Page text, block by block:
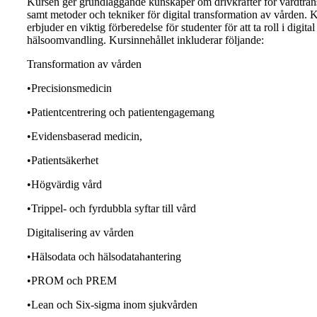
samt metoder och tekniker för digital transformation av vården.
erbjuder en viktig förberedelse för studenter för att ta roll i digital
hälsoomvandling. Kursinnehållet inkluderar följande:
Transformation av vården
•Precisionsmedicin
•Patientcentrering och patientengagemang
•Evidensbaserad medicin,
•Patientsäkerhet
•Högvärdig vård
•Trippel- och fyrdubbla syftar till vård
Digitalisering av vården
•Hälsodata och hälsodatahantering
•PROM och PREM
•Lean och Six-sigma inom sjukvården